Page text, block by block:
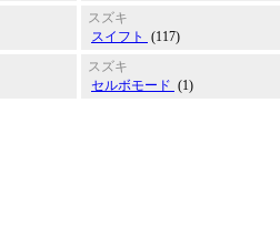
スズキ
スイフト
(117)
スズキ
セルボモード (1)